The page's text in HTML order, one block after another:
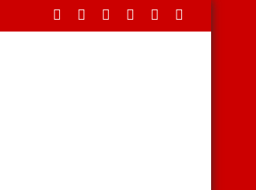
กข์ชาวบ้านหลังน้ำป่าหลาก